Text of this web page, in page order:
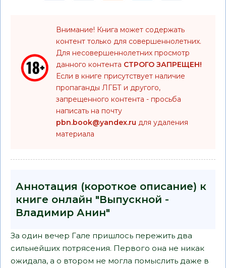
Внимание! Книга может содержать
контент только для совершеннолетних.
Для несовершеннолетних просмотр
данного контента СТРОГО ЗАПРЕЩЕН!
Если в книге присутствует наличие
пропаганды ЛГБТ и другого,
запрещенного контента - просьба
написать на почту
pbn.book@yandex.ru для удаления
материала
Аннотация (короткое описание) к
книге онлайн "Выпускной -
Владимир Анин"
За один вечер Гале пришлось пережить два
сильнейших потрясения. Первого она не никак
ожидала, а о втором не могла помыслить даже в